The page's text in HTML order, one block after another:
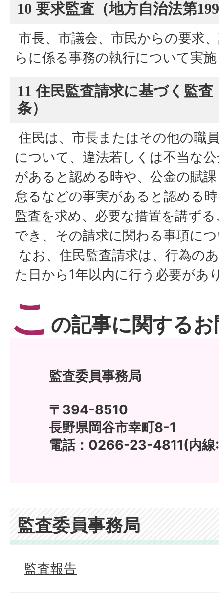
10 要求監査（地方自治法第
市長、市議会、市民からの要求
らに係る事務の執行について実
11 住民監査請求に基づく監査
条）
住民は、市長またはその他の職
について、違法若しくは不当な
があると認める時や、公金の賦
怠るなどの事実があると認める
監査を求め、必要な措置を講ず
でき、その請求に関わる事項に
なお、住民監査請求は、行為の
た日から1年以内に行う必要があ
こ の記事に関する
監査委員事務局
〒394-8510
長野県岡谷市幸町8-1
電話：0266-23-4811(内線
監査委員事務局
監査報告